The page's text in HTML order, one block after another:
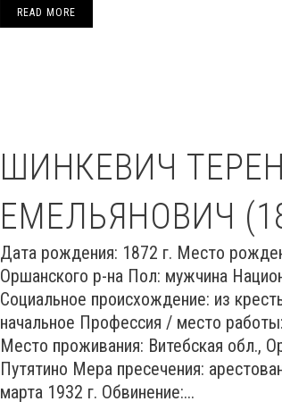
READ MORE
ШИНКЕВИЧ
ЕМЕЛЬЯНОВИЧ
Дата рождения: 1872 г. Место
Оршанского р-на Пол: мужчина
Социальное происхождение: из
начальное Профессия / место
Место проживания: Витебская обл.,
Путятино Мера пресечения:
марта 1932 г. Обвинение:...